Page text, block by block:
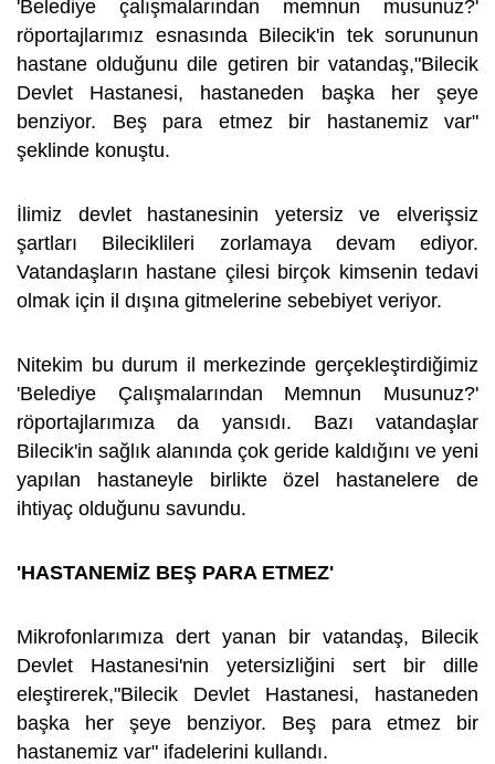
'Belediye çalışmalarından memnun musunuz?'
röportajlarımız esnasında Bilecik'in tek sorununun
hastane olduğunu dile getiren bir vatandaş,"Bilecik
Devlet Hastanesi, hastaneden başka her şeye
benziyor. Beş para etmez bir hastanemiz var"
şeklinde konuştu.
İlimiz devlet hastanesinin yetersiz ve elverişsiz
şartları Bileciklileri zorlamaya devam ediyor.
Vatandaşların hastane çilesi birçok kimsenin tedavi
olmak için il dışına gitmelerine sebebiyet veriyor.
Nitekim bu durum il merkezinde gerçekleştirdiğimiz
'Belediye Çalışmalarından Memnun Musunuz?'
röportajlarımıza da yansıdı. Bazı vatandaşlar
Bilecik'in sağlık alanında çok geride kaldığını ve yeni
yapılan hastaneyle birlikte özel hastanelere de
ihtiyaç olduğunu savundu.
'HASTANEMİZ BEŞ PARA ETMEZ'
Mikrofonlarımıza dert yanan bir vatandaş, Bilecik
Devlet Hastanesi'nin yetersizliğini sert bir dille
eleştirerek,"Bilecik Devlet Hastanesi, hastaneden
başka her şeye benziyor. Beş para etmez bir
hastanemiz var" ifadelerini kullandı.